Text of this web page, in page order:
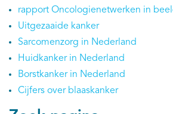
rapport Oncologienetwerken in
Uitgezaaide kanker
Sarcomenzorg in Nederland
Huidkanker in Nederland
Borstkanker in Nederland
Cijfers over blaaskanker